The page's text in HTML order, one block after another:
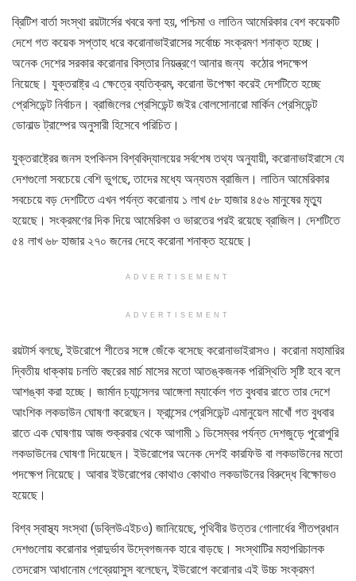
ব্রিটিশ বার্তা সংস্থা রয়টার্সের খবরে বলা হয়, পশ্চিমা ও লাতিন আমেরিকার বেশ কয়েকটি
দেশে গত কয়েক সপ্তাহ ধরে করোনাভাইরাসের সর্বোচ্চ সংক্রমণ শনাক্ত হচ্ছে।
অনেক দেশের সরকার করোনার বিস্তার নিয়ন্ত্রণে আনার জন্য কঠোর পদক্ষেপ
নিয়েছে। যুক্তরাষ্ট্র এ ক্ষেত্রে ব্যতিক্রম, করোনা উপেক্ষা করেই দেশটিতে হচ্ছে
প্রেসিডেন্ট নির্বাচন। ব্রাজিলের প্রেসিডেন্ট জইর বোলসোনারো মার্কিন প্রেসিডেন্ট
ডোনাল্ড ট্রাম্পের অনুসারী হিসেবে পরিচিত।
যুক্তরাষ্ট্রের জনস হপকিনস বিশ্ববিদ্যালয়ের সর্বশেষ তথ্য অনুযায়ী, করোনাভাইরাসে যে
দেশগুলো সবচেয়ে বেশি ভুগছে, তাদের মধ্যে অন্যতম ব্রাজিল। লাতিন আমেরিকার
সবচেয়ে বড় দেশটিতে এখন পর্যন্ত করোনায় ১ লাখ ৫৮ হাজার ৪৫৬ মানুষের মৃত্যু
হয়েছে। সংক্রমণের দিক দিয়ে আমেরিকা ও ভারতের পরই রয়েছে ব্রাজিল। দেশটিতে
৫৪ লাখ ৬৮ হাজার ২৭০ জনের দেহে করোনা শনাক্ত হয়েছে।
ADVERTISEMENT
ADVERTISEMENT
রয়টার্স বলছে, ইউরোপে শীতের সঙ্গে জেঁকে বসেছে করোনাভাইরাসও। করোনা মহামারির
দ্বিতীয় ধাক্কায় চলতি বছরের মার্চ মাসের মতো আতঙ্কজনক পরিস্থিতি সৃষ্টি হবে বলে
আশঙ্কা করা হচ্ছে। জার্মান চ্যান্সেলর আঙ্গেলা ম্যার্কেল গত বুধবার রাতে তার দেশে
আংশিক লকডাউন ঘোষণা করেছেন। ফ্রান্সের প্রেসিডেন্ট এমানুয়েল মাখোঁ গত বুধবার
রাতে এক ঘোষণায় আজ শুক্রবার থেকে আগামী ১ ডিসেম্বর পর্যন্ত দেশজুড়ে পুরোপুরি
লকডাউনের ঘোষণা দিয়েছেন। ইউরোপের অনেক দেশই কারফিউ বা লকডাউনের মতো
পদক্ষেপ নিয়েছে। আবার ইউরোপের কোথাও কোথাও লকডাউনের বিরুদ্ধে বিক্ষোভও
হয়েছে।
বিশ্ব স্বাস্থ্য সংস্থা (ডব্লিউএইচও) জানিয়েছে, পৃথিবীর উত্তর গোলার্ধের শীতপ্রধান
দেশগুলোয় করোনার প্রাদুর্ভাব উদ্বেগজনক হারে বাড়ছে। সংস্থাটির মহাপরিচালক
তেদরোস আধানোম গেব্রেয়াসুস বলেছেন, ইউরোপে করোনার এই উচ্চ সংক্রমণ